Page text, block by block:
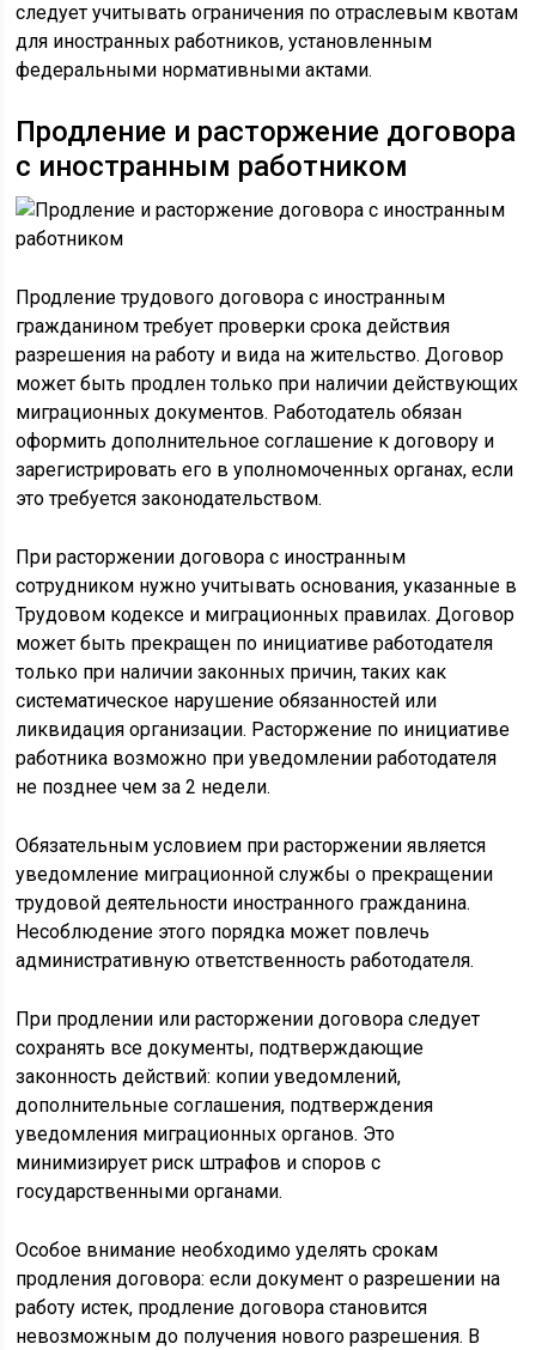
следует учитывать ограничения по отраслевым квотам
для иностранных работников, установленным
федеральными нормативными актами.
Продление и расторжение договора
с иностранным работником
Продление трудового договора с иностранным
гражданином требует проверки срока действия
разрешения на работу и вида на жительство. Договор
может быть продлен только при наличии действующих
миграционных документов. Работодатель обязан
оформить дополнительное соглашение к договору и
зарегистрировать его в уполномоченных органах, если
это требуется законодательством.
При расторжении договора с иностранным
сотрудником нужно учитывать основания, указанные в
Трудовом кодексе и миграционных правилах. Договор
может быть прекращен по инициативе работодателя
только при наличии законных причин, таких как
систематическое нарушение обязанностей или
ликвидация организации. Расторжение по инициативе
работника возможно при уведомлении работодателя
не позднее чем за 2 недели.
Обязательным условием при расторжении является
уведомление миграционной службы о прекращении
трудовой деятельности иностранного гражданина.
Несоблюдение этого порядка может повлечь
административную ответственность работодателя.
При продлении или расторжении договора следует
сохранять все документы, подтверждающие
законность действий: копии уведомлений,
дополнительные соглашения, подтверждения
уведомления миграционных органов. Это
минимизирует риск штрафов и споров с
государственными органами.
Особое внимание необходимо уделять срокам
продления договора: если документ о разрешении на
работу истек, продление договора становится
невозможным до получения нового разрешения. В